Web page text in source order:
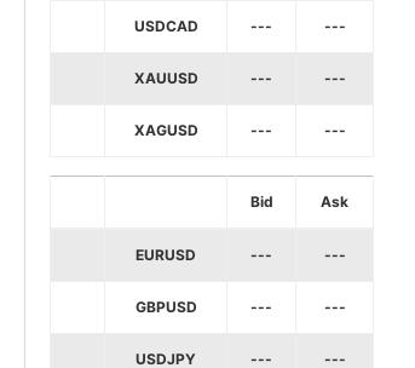
USDCAD --- ---
XAUUSD --- ---
XAGUSD --- ---
Bid Ask
EURUSD --- ---
GBPUSD --- ---
USDJPY --- ---